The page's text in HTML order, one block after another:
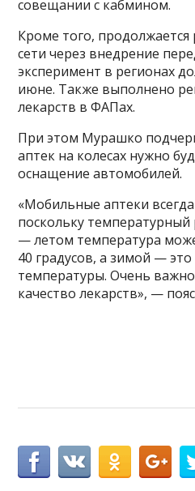
совещании с кабмином.
Кроме того, продолжается
сети через внедрение
эксперимент в регионах
июне. Также выполнено
лекарств в ФАПах.
При этом Мурашко
аптек на колесах нужно
оснащение автомобилей.
«Мобильные аптеки
поскольку
— летом температура
40 градусов, а зимой —
температуры. Очень важно
качество лекарств», —